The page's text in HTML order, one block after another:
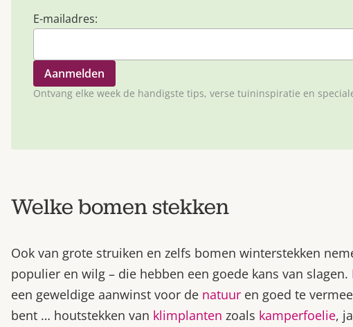
E-mailadres:
Ontvang elke week de handigste tips, verse tuininspiratie en
Welke bomen stekken
Ook van grote struiken en zelfs bomen winterstekken
populier en wilg – die hebben een goede kans van slagen.
een geweldige aanwinst voor de natuur en goed te
bent … houtstekken van klimplanten zoals kamperfoelie,